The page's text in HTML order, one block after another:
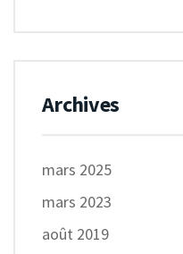
Archives
mars 2025
mars 2023
août 2019